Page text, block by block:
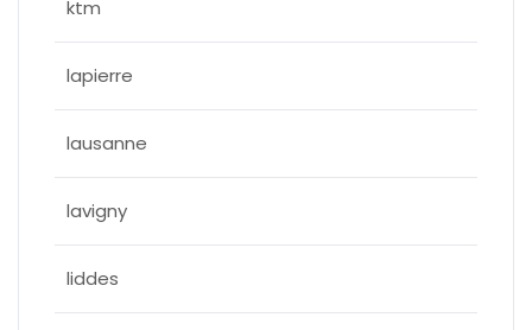
ktm
lapierre
lausanne
lavigny
liddes